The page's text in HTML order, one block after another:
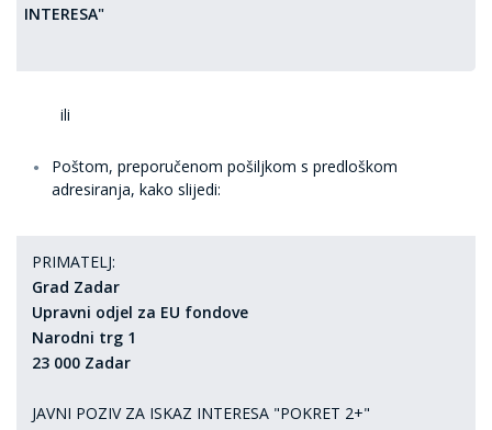
INTERESA"
ili
Poštom, preporučenom pošiljkom s predloškom
adresiranja, kako slijedi:
PRIMATELJ:
Grad Zadar
Upravni odjel za EU fondove
Narodni trg 1
23 000 Zadar
JAVNI POZIV ZA ISKAZ INTERESA "POKRET 2+"